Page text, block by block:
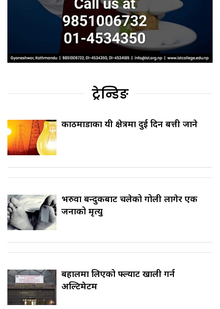
ट्रेन्डिङ
काठमाडौँका यी क्षेत्रमा दुई दिन बत्ती जाने
भरुवा बन्दुकबाट चलेको गोली लागेर एक
जनाको मृत्यु
बहालमा लिएको फ्ल्याट खाली गर्न
अल्टिमेटम